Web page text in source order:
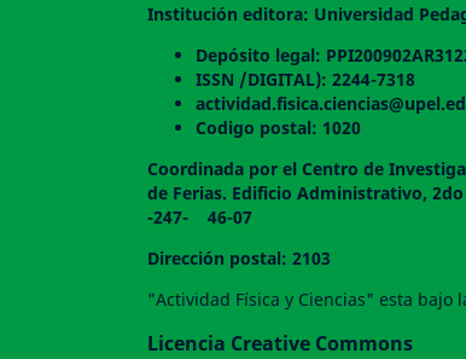
Institución editora: Universidad
Depósito legal:
ISSN /DIGITAL): 2244-7318
Codigo postal: 1020
Coordinada por el Centro de
de Ferias. Edificio
-247- 46-07
Dirección postal: 2103
"Actividad Física y Ciencias" esta bajo
Licencia Creative Commons